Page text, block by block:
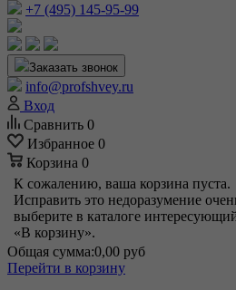
+7 (495) 145-95-99
Заказать звонок
info@profshvey.ru
Вход
Сравнить 0
Избранное 0
Корзина 0
К сожалению, ваша корзина пуста.
Исправить это недоразумение
выберите в каталоге
«В корзину».
Общая сумма:0,00 руб
Перейти в корзину